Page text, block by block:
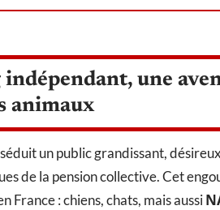
une
animaux
séduit un public grandissant,
de la pension collective. Cet
France : chiens, chats, mais aussi